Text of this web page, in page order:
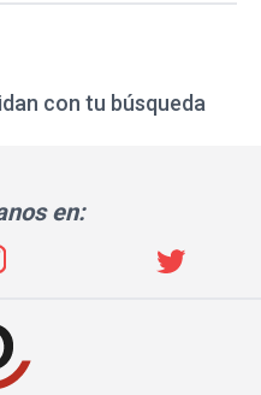
con tu búsqueda
en: